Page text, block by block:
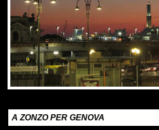
A ZONZO PER GENOVA